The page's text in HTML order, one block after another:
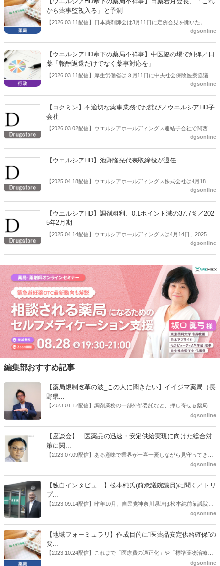
から薬事監視入る」と予測
【2026.03.11配信】日本薬剤師会は3月11日に定例会見を開いた。こ
の中で会長の岩月進氏はウエルシアホールディングス子会社のコクミ
生局などから薬事監視が入って人員の確保ができているかどうかを確
認されると思う」と予測した。根本的な原因に人手不足があり企業責
任は明白との考え。
dgsonline
【ウエルシアHD傘下の薬局不祥事】中医協の場で糾弾／日
薬「報酬返還だけでなく薬事対応を」
【2026.03.11配信】厚生労働省は３月11日に中央社会保険医療協議会
（中医協）総会を開いた。この中で日本薬剤師会副会長の森昌平氏
祥事について特別にコメントし、「報酬返還だけでなく薬事上の対応
を」と求めた。
dgsonline
【コクミン】不適切な薬事業務でお詫び／ウエルシアHD子
会社
【2026.03.02配信】ウエルシアホールディングス連結子会社で関西を
地盤にドラッグストアを展開しているコクミン（大阪市住之江区、代
に関するお詫び」を公表した。
dgsonline
【ウエルシアHD】池野隆光代表取締役が退任
【2025.04.18配信】ウエルシアホールディングス株式会社は4月18
日、代表取締役の異動（退任）に関するお知らせを公表した。dgsonline
【ウエルシアHD】調剤粗利、0.1ポイント減の37.7％／202
5年2月期
【2025.04.14配信】ウエルシアホールディングスは4月14日、2025年
dgsonline
編集部おすすめ記事
【薬局規制改革の波_この人に聞きたい】イイジマ薬局（長
野県...
【2023.01.12配信】調剤業務の一部外部委託など、押し寄せる薬局業
界への規制改革の波。この規制改革の波を薬局業界はどう受け止めた
はないだろうか。本紙ではこうした問題について、厚労省「薬局薬剤
師の業務及び薬局の機能に関するワーキンググループ」に参考人とし
ても出席していたイイジマ薬局（長野県上田市）開設者である飯島裕
dgsonline
【座談会】「医薬品の迅速・安定供給実現に向けた総合対
策に関...
【2023.07.09配信】ある意味で業界が一喜一憂しながら見守ってきた
厚労省「医薬品の迅速・安定供給実現に向けた総合対策に関する有識
書がとりまとめられた。ドラビズon-lineでは検討会を総括する目的で
厚労省医政局医薬産業振興・医療情報企画課長（医薬産業振興・医療
情報企画課セルフケア・セルフメディケーション推進室長併任）安藤
公一氏や青山学院大学名誉教授の三村優美子氏、 日本保険薬局協会医
dgsonline
【独自インタビュー】松本純氏(前衆議院議員)に聞く／トリ
プ...
【2023.09.14配信】昨年10月、自民党神奈川県連は松本純前衆議院議
員を「自民党神奈川1区」（横浜市中区・磯子区・金沢区）の支部長
候補の前提となるもの。薬剤師に関わる政策に広く・深く関わってき
た同氏の復活に向けた薬剤師業界の期待には熱いものがある。不透明
感の払拭できない医療・介護・障害者サービスのトリプル改定等へ
の、薬剤師業界の強い危機感の裏返しといってもいいだろう。本稿で
dgsonline
【地域フォーミュラリ】作成目的に“医薬品安定供給確保”の
要...
【2023.10.24配信】これまで「医療費の適正化」や「標準薬物治療の
推進」などが目的とされることが多かった地域フォーミュラリの作
dgsonline